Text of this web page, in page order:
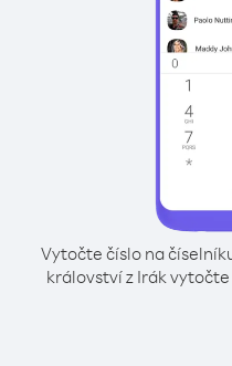
Vytočte číslo na
království z Irák